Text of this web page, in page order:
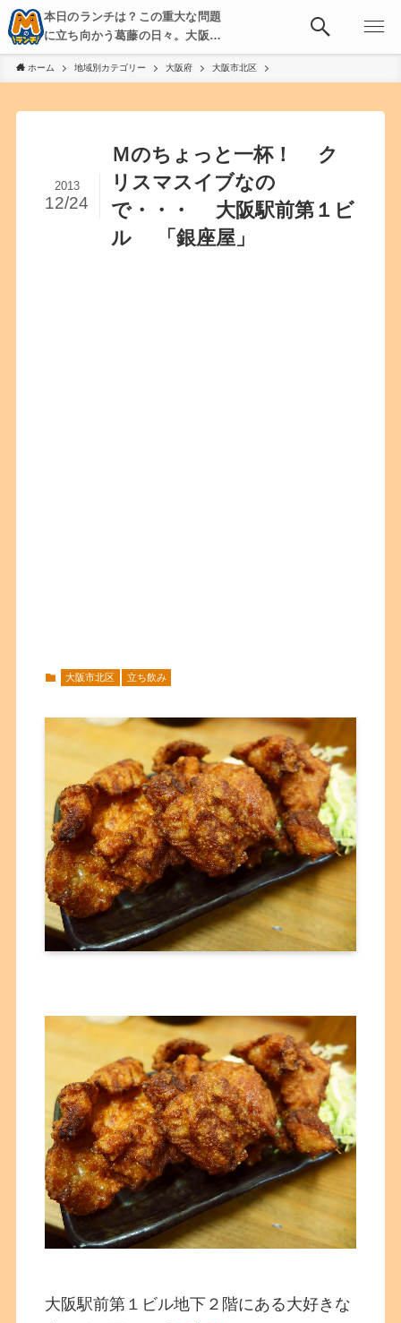
本日のランチは？この重大な問題
に立ち向かう葛藤の日々。大阪・
京都・神戸を中心とした食べ歩
き、飲み歩きを綴る。
ホーム 地域別カテゴリー 大阪府 大阪市北区
Ｍのちょっと一杯！ ク
リスマスイブなの
で・・・ 大阪駅前第１ビ
ル 「銀座屋」
2013
12/24
大阪市北区 立ち飲み
大阪駅前第１ビル地下２階にある大好きな